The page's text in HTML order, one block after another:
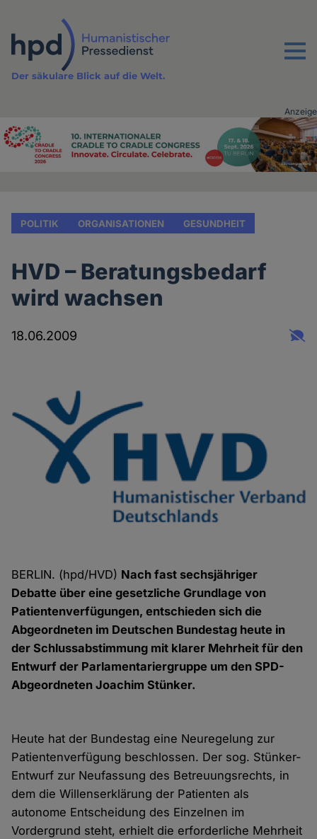
Inhalt
Menu
Der säkulare Blick auf die Welt.
Advertising
Anzeige
POLITIK ORGANISATIONEN GESUNDHEIT
HVD – Beratungsbedarf
wird wachsen
18.06.2009
BERLIN. (hpd/HVD) Nach fast sechsjähriger
Debatte über eine gesetzliche Grundlage von
Patientenverfügungen, entschieden sich die
Abgeordneten im Deutschen Bundestag heute in
der Schlussabstimmung mit klarer Mehrheit für den
Entwurf der Parlamentariergruppe um den SPD-
Abgeordneten Joachim Stünker.
Heute hat der Bundestag eine Neuregelung zur
Patientenverfügung beschlossen. Der sog. Stünker-
Entwurf zur Neufassung des Betreuungsrechts, in
dem die Willenserklärung der Patienten als
autonome Entscheidung des Einzelnen im
Vordergrund steht, erhielt die erforderliche Mehrheit